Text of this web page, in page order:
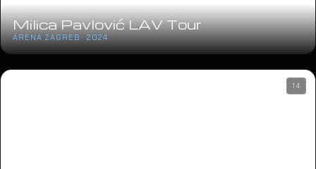
Milica Pavlović LAV Tour
ARENA ZAGREB · 2024
14